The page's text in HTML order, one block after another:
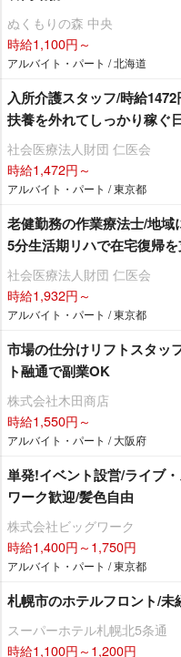
ぬくもりの森 中央
時給1,100円～
アルバイト・パート / 北海道
入所介護スタッフ/時給
扶養を外れてしっかり稼ぐ
社会医療法人財団 仁医会
時給1,472円～
アルバイト・パート / 東京都
老健勤務の作業療法士/地
5分生活期リハで在宅復帰
社会医療法人財団 仁医会
時給1,932円～
アルバイト・パート / 東京都
市場の仕分けリフトスタッ
ト融通で副業OK
株式会社木田商店
時給1,550円～
アルバイト・パート / 大阪府
単発!イベント設営/ライブ
ワーク歓迎/髪色自由
株式会社ビッグワーク
時給1,400円～1,750円
アルバイト・パート / 東京都
札幌市のホテルフロント/
スーパーホテル札幌北5条通
時給1,100円～1,200円